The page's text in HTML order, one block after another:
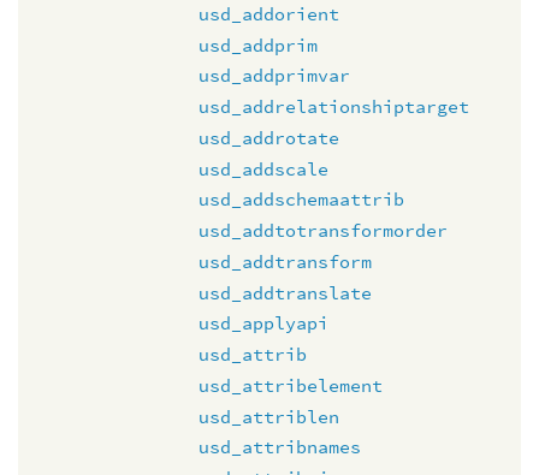
usd_addorient
usd_addprim
usd_addprimvar
usd_addrelationshiptarget
usd_addrotate
usd_addscale
usd_addschemaattrib
usd_addtotransformorder
usd_addtransform
usd_addtranslate
usd_applyapi
usd_attrib
usd_attribelement
usd_attriblen
usd_attribnames